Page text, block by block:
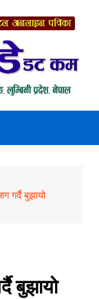
गर्दै बुझायो
बुझायो